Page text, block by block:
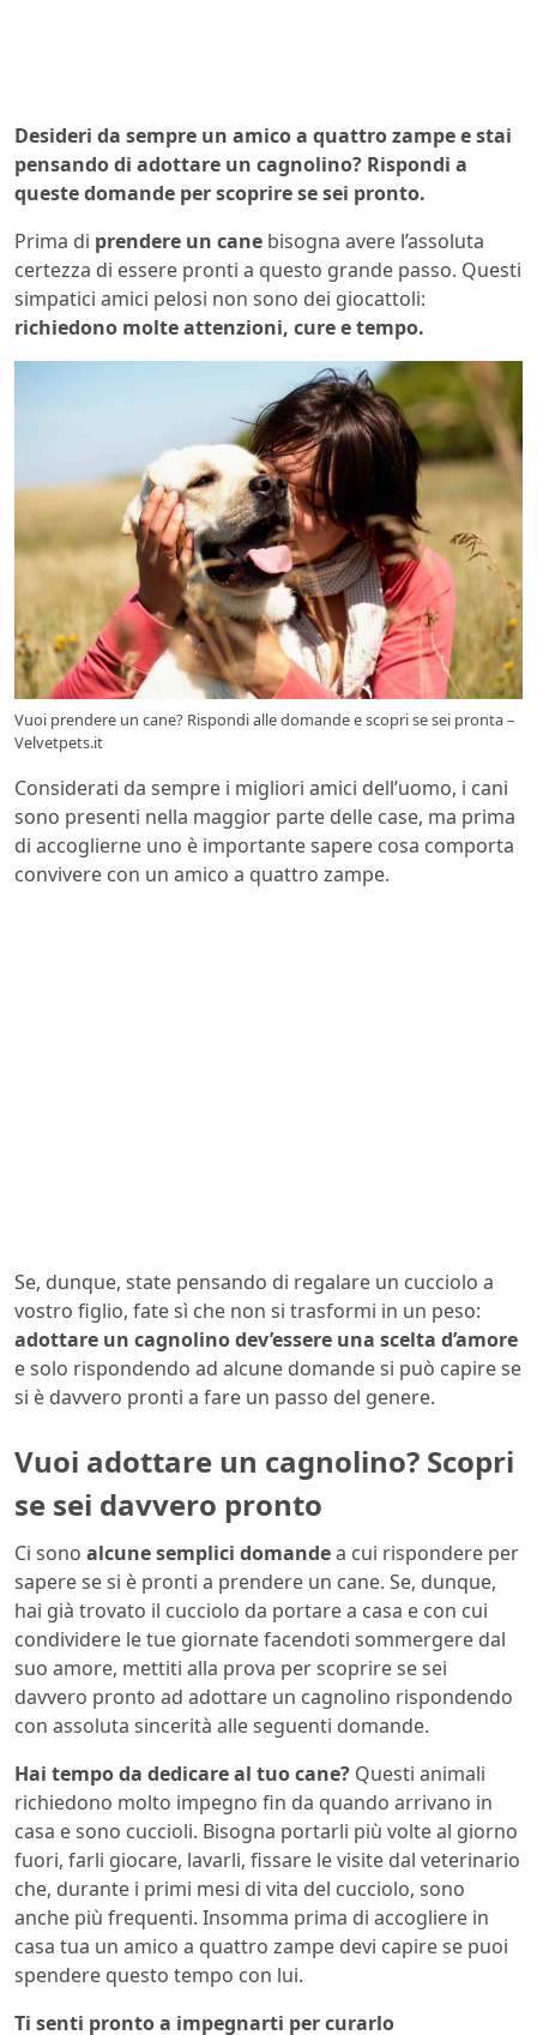
Desideri da sempre un amico a quattro zampe e stai
pensando di adottare un cagnolino? Rispondi a
queste domande per scoprire se sei pronto.
Prima di prendere un cane bisogna avere l’assoluta
certezza di essere pronti a questo grande passo. Questi
simpatici amici pelosi non sono dei giocattoli:
richiedono molte attenzioni, cure e tempo.
Vuoi prendere un cane? Rispondi alle domande e scopri se sei pronta –
Velvetpets.it
Considerati da sempre i migliori amici dell’uomo, i cani
sono presenti nella maggior parte delle case, ma prima
di accoglierne uno è importante sapere cosa comporta
convivere con un amico a quattro zampe.
Se, dunque, state pensando di regalare un cucciolo a
vostro figlio, fate sì che non si trasformi in un peso:
adottare un cagnolino dev’essere una scelta d’amore
e solo rispondendo ad alcune domande si può capire se
si è davvero pronti a fare un passo del genere.
Vuoi adottare un cagnolino? Scopri
se sei davvero pronto
Ci sono alcune semplici domandea cui rispondere per
sapere se si è pronti a prendere un cane. Se, dunque,
hai già trovato il cucciolo da portare a casa e con cui
condividere le tue giornate facendoti sommergere dal
suo amore, mettiti alla prova per scoprire se sei
davvero pronto ad adottare un cagnolino rispondendo
con assoluta sincerità alle seguenti domande.
Hai tempo da dedicare al tuo cane? Questi animali
richiedono molto impegno fin da quando arrivano in
casa e sono cuccioli. Bisogna portarli più volte al giorno
fuori, farli giocare, lavarli, fissare le visite dal veterinario
che, durante i primi mesi di vita del cucciolo, sono
anche più frequenti. Insomma prima di accogliere in
casa tua un amico a quattro zampe devi capire se puoi
spendere questo tempo con lui.
Ti senti pronto a impegnarti per curarlo